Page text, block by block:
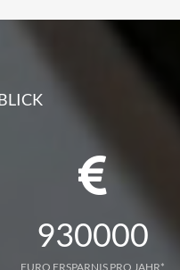
930000
EURO ERSPARNIS PRO JAHR*